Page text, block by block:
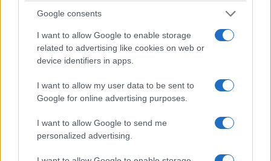
Google consents
I want to allow Google to enable storage
related to advertising like cookies on web or
device identifiers in apps.
I want to allow my user data to be sent to
Google for online advertising purposes.
I want to allow Google to send me
personalized advertising.
9 Αυγούστου 2026, 9:00 πμ 8 Αυγούστου 2026, 9:00 μμ
ΕΛΛΆΔΑ
Δόμνα Μιχαηλίδου:
Στις 24 Αυγούστου
ανοίγει η πλατφόρμα
ΚΟΙΝΩΝΊΑ
Η νεολαία γέμισε την
Γρεβενών στη μεγάλη